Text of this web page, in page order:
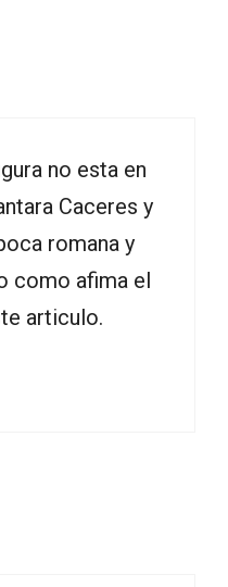
no esta en
Caceres y
romana y
como afima el
articulo.